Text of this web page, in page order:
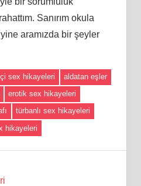
Sanırım okula
aramızda bir şeyler
sex hikayeleri
aldatan eşler
erotik sex hikayeleri
türbanlı sex hikayeleri
hikayeleri